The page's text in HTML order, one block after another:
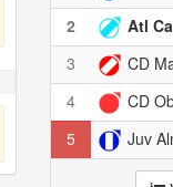
2
Atl
3
CD
4
CD
5
Juv